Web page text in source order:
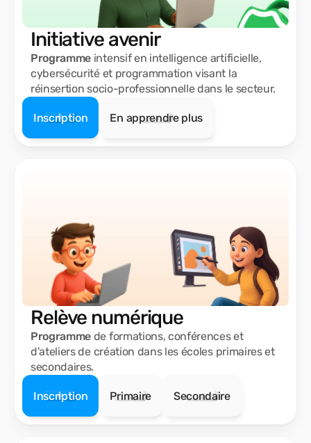
Initiative avenir
Programme intensif en intelligence artificielle,
cybersécurité et programmation visant la
réinsertion socio-professionnelle dans le secteur.
Inscription En apprendre plus
Relève numérique
Programme de formations, conférences et
d'ateliers de création dans les écoles primaires et
secondaires.
Inscription Primaire Secondaire